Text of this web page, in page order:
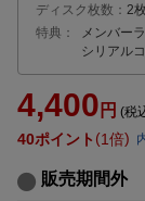
ディスク枚数 ： 2
特典：
メンバー
シリアル
4,400 円 (税
40ポイント 1倍
販売期間外